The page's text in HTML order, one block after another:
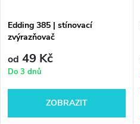
Edding 385 | stínovací
zvýrazňovač
od 49 Kč
Do 3 dnů
ZOBRAZIT